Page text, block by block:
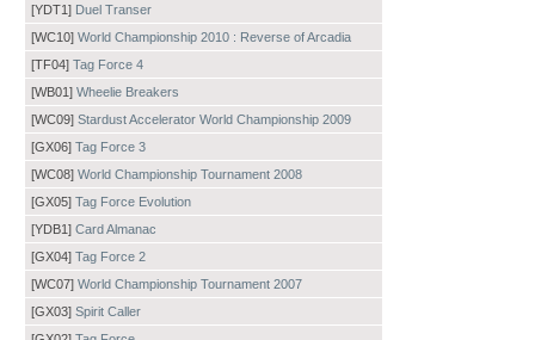
[YDT1] Duel Transer
[WC10] World Championship 2010 : Reverse of Arcadia
[TF04] Tag Force 4
[WB01] Wheelie Breakers
[WC09] Stardust Accelerator World Championship 2009
[GX06] Tag Force 3
[WC08] World Championship Tournament 2008
[GX05] Tag Force Evolution
[YDB1] Card Almanac
[GX04] Tag Force 2
[WC07] World Championship Tournament 2007
[GX03] Spirit Caller